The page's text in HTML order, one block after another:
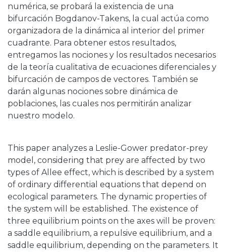
numérica, se probará la existencia de una
bifurcación Bogdanov-Takens, la cual actúa como
organizadora de la dinámica al interior del primer
cuadrante. Para obtener estos resultados,
entregamos las nociones y los resultados necesarios
de la teoría cualitativa de ecuaciones diferenciales y
bifurcación de campos de vectores. También se
darán algunas nociones sobre dinámica de
poblaciones, las cuales nos permitirán analizar
nuestro modelo.
This paper analyzes a Leslie-Gower predator-prey
model, considering that prey are affected by two
types of Allee effect, which is described by a system
of ordinary differential equations that depend on
ecological parameters. The dynamic properties of
the system will be established. The existence of
three equilibrium points on the axes will be proven:
a saddle equilibrium, a repulsive equilibrium, and a
saddle equilibrium, depending on the parameters. It